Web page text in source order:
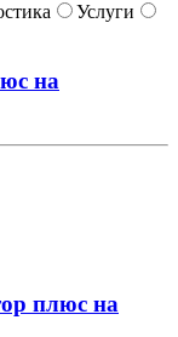
Услуги
на
плюс на